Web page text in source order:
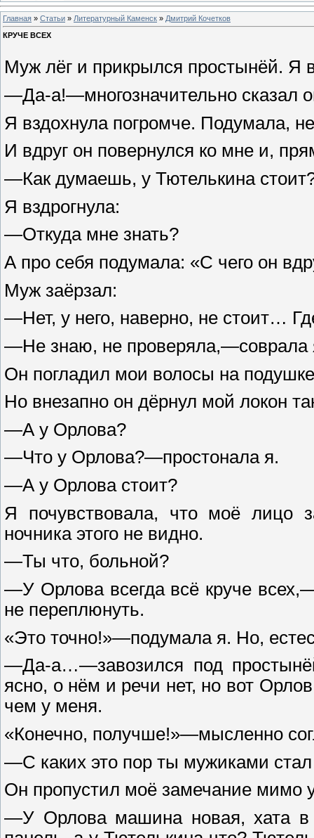
Главная » Статьи » Литературный Каменск » Дмитрий Кочетков
КРУЧЕ ВСЕХ
Муж лёг и прикрылся простынёй. Я
—Да-а!—многозначительно сказал
Я вздохнула погромче. Подумала,
И вдруг он повернулся ко мне и,
—Как думаешь, у Тютелькина
Я вздрогнула:
—Откуда мне знать?
А про себя подумала: «С чего он
Муж заёрзал:
—Нет, у него, наверно, не стоит…
—Не знаю, не проверяла,—соврала
Он погладил мои волосы на
Но внезапно он дёрнул мой локон
—А у Орлова?
—Что у Орлова?—простонала я.
—А у Орлова стоит?
Я почувствовала, что моё лицо
ночника этого не видно.
—Ты что, больной?
—У Орлова всегда всё круче
не переплюнуть.
«Это точно!»—подумала я. Но,
—Да-а…—завозился под
ясно, о нём и речи нет, но вот
чем у меня.
«Конечно, получше!»—мысленно
—С каких это пор ты мужиками стал
Он пропустил моё замечание мимо
—У Орлова машина новая, хата в